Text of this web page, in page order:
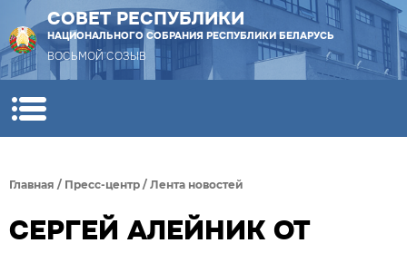
СОВЕТ РЕСПУБЛИКИ
НАЦИОНАЛЬНОГО СОБРАНИЯ РЕСПУБЛИКИ БЕЛАРУСЬ
ВОСЬМОЙ СОЗЫВ
Главная / Пресс-центр / Лента новостей
СЕРГЕЙ АЛЕЙНИК ОТ